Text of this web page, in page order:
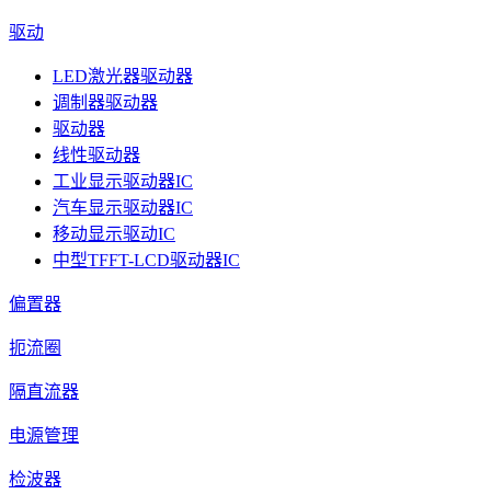
驱动
LED激光器驱动器
调制器驱动器
驱动器
线性驱动器
工业显示驱动器IC
汽车显示驱动器IC
移动显示驱动IC
中型TFFT-LCD驱动器IC
偏置器
扼流圈
隔直流器
电源管理
检波器